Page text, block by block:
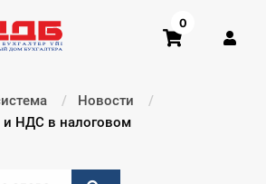
0
Новости
НДС в налоговом